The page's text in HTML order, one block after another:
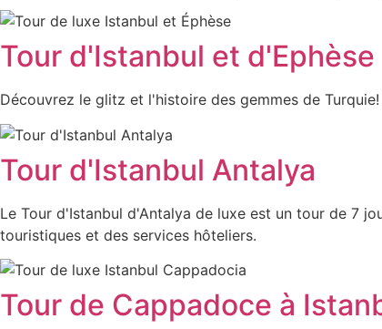
Tour d'Istanbul et d'Ephèse
Découvrez le glitz et l'histoire des gemmes de
Tour d'Istanbul Antalya
Le Tour d'Istanbul d'Antalya de luxe est un tour de 7
touristiques et des services hôteliers.
Tour de Cappadoce à